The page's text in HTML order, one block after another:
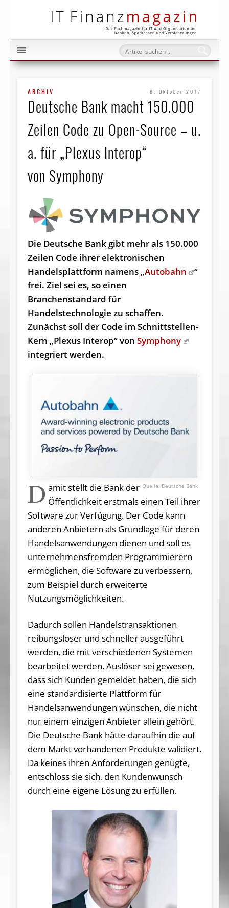
ARCHIV 6. Oktober 2017
Deutsche Bank macht 150.000
Zeilen Code zu Open-Source – u.
a. für „Plexus Interop“
von Symphony
Die Deutsche Bank gibt mehr als 150.000
Zeilen Code ihrer elektronischen
Handelsplattform namens „Autobahn
“
frei. Ziel sei es, so einen
Branchenstandard für
Handelstechnologie zu schaffen.
Zunächst soll der Code im Schnittstellen-
Kern „Plexus Interop“ von Symphony
integriert werden.
Deutsche Bank
D amit stellt die Bank der
Öffentlichkeit erstmals einen Teil ihrer
Software zur Verfügung. Der Code kann
anderen Anbietern als Grundlage für deren
Handelsanwendungen dienen und soll es
unternehmensfremden Programmierern
ermöglichen, die Software zu verbessern,
zum Beispiel durch erweiterte
Nutzungsmöglichkeiten.
Dadurch sollen Handelstransaktionen
reibungsloser und schneller ausgeführt
werden, die mit verschiedenen Systemen
bearbeitet werden. Auslöser sei gewesen,
dass sich Kunden gemeldet haben, die sich
eine standardisierte Plattform für
Handelsanwendungen wünschen, die nicht
nur einem einzigen Anbieter allein gehört.
Die Deutsche Bank hätte daraufhin die auf
dem Markt vorhandenen Produkte validiert.
Da keines ihren Anforderungen genügte,
entschloss sie sich, den Kundenwunsch
durch eine eigene Lösung zu erfüllen.